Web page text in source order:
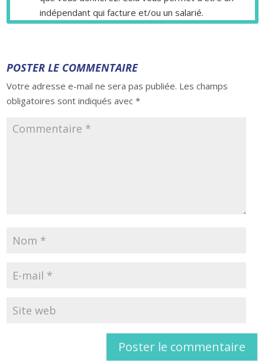
indépendant qui facture et/ou un salarié.
POSTER LE COMMENTAIRE
Votre adresse e-mail ne sera pas publiée. Les champs
obligatoires sont indiqués avec*